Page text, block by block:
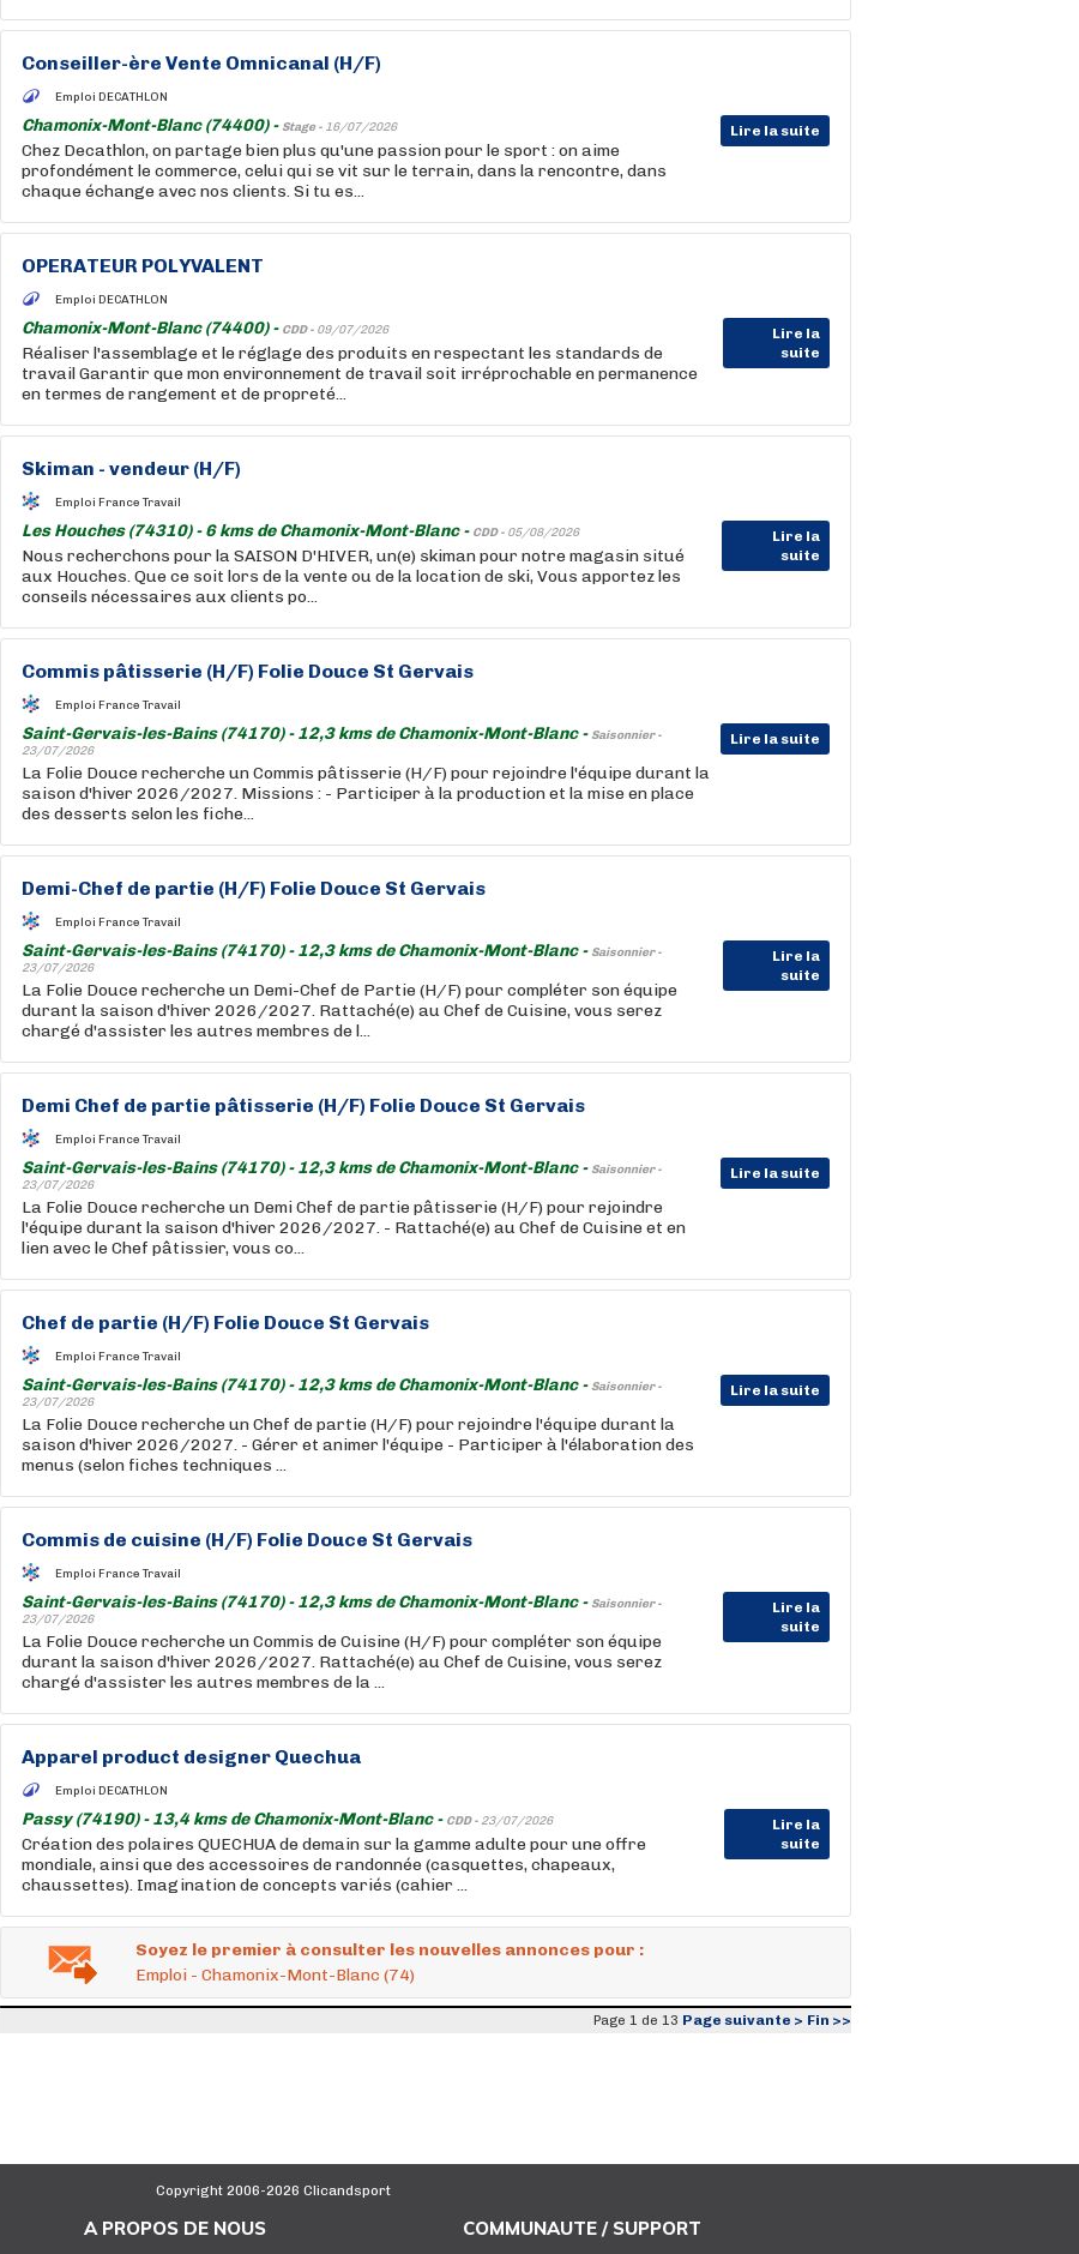
Conseiller-ère Vente Omnicanal (H/F)
Emploi DECATHLON
Chamonix-Mont-Blanc (74400) - Stage - 16/07/2026 Lire la suite
Chez Decathlon, on partage bien plus qu'une passion pour le sport : on aime
profondément le commerce, celui qui se vit sur le terrain, dans la rencontre, dans
chaque échange avec nos clients. Si tu es...
OPERATEUR POLYVALENT
Emploi DECATHLON
Chamonix-Mont-Blanc (74400) - CDD - 09/07/2026
Lire la
suite
Réaliser l'assemblage et le réglage des produits en respectant les standards de
travail Garantir que mon environnement de travail soit irréprochable en permanence
en termes de rangement et de propreté...
Skiman - vendeur (H/F)
Emploi France Travail
Les Houches (74310) - 6 kms de Chamonix-Mont-Blanc - CDD - 05/08/2026
Lire la
suite
Nous recherchons pour la SAISON D'HIVER, un(e) skiman pour notre magasin situé
aux Houches. Que ce soit lors de la vente ou de la location de ski, Vous apportez les
conseils nécessaires aux clients po...
Commis pâtisserie (H/F) Folie Douce St Gervais
Emploi France Travail
Saint-Gervais-les-Bains (74170) - 12,3 kms de Chamonix-Mont-Blanc - Saisonnier -
23/07/2026
Lire la suite
La Folie Douce recherche un Commis pâtisserie (H/F) pour rejoindre l'équipe durant la
saison d'hiver 2026/2027. Missions : - Participer à la production et la mise en place
des desserts selon les fiche...
Demi-Chef de partie (H/F) Folie Douce St Gervais
Emploi France Travail
Saint-Gervais-les-Bains (74170) - 12,3 kms de Chamonix-Mont-Blanc - Saisonnier -
23/07/2026
Lire la
suite
La Folie Douce recherche un Demi-Chef de Partie (H/F) pour compléter son équipe
durant la saison d'hiver 2026/2027. Rattaché(e) au Chef de Cuisine, vous serez
chargé d'assister les autres membres de l...
Demi Chef de partie pâtisserie (H/F) Folie Douce St Gervais
Emploi France Travail
Saint-Gervais-les-Bains (74170) - 12,3 kms de Chamonix-Mont-Blanc - Saisonnier -
23/07/2026
Lire la suite
La Folie Douce recherche un Demi Chef de partie pâtisserie (H/F) pour rejoindre
l'équipe durant la saison d'hiver 2026/2027. - Rattaché(e) au Chef de Cuisine et en
lien avec le Chef pâtissier, vous co...
Chef de partie (H/F) Folie Douce St Gervais
Emploi France Travail
Saint-Gervais-les-Bains (74170) - 12,3 kms de Chamonix-Mont-Blanc - Saisonnier -
23/07/2026
Lire la suite
La Folie Douce recherche un Chef de partie (H/F) pour rejoindre l'équipe durant la
saison d'hiver 2026/2027. - Gérer et animer l'équipe - Participer à l'élaboration des
menus (selon fiches techniques ...
Commis de cuisine (H/F) Folie Douce St Gervais
Emploi France Travail
Saint-Gervais-les-Bains (74170) - 12,3 kms de Chamonix-Mont-Blanc - Saisonnier -
23/07/2026
Lire la
suite
La Folie Douce recherche un Commis de Cuisine (H/F) pour compléter son équipe
durant la saison d'hiver 2026/2027. Rattaché(e) au Chef de Cuisine, vous serez
chargé d'assister les autres membres de la ...
Apparel product designer Quechua
Emploi DECATHLON
Passy (74190) - 13,4 kms de Chamonix-Mont-Blanc - CDD - 23/07/2026
Lire la
suite
Création des polaires QUECHUA de demain sur la gamme adulte pour une offre
mondiale, ainsi que des accessoires de randonnée (casquettes, chapeaux,
chaussettes). Imagination de concepts variés (cahier ...
Soyez le premier à consulter les nouvelles annonces pour :
Emploi - Chamonix-Mont-Blanc (74)
Page 1 de 13 Page suivante > Fin >>
Copyright 2006-2026 Clicandsport
A PROPOS DE NOUS COMMUNAUTE / SUPPORT